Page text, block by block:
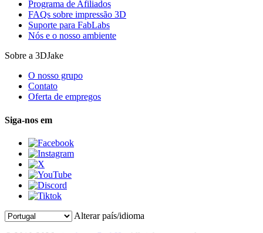
Programa de Afiliados
FAQs sobre impressão 3D
Suporte para FabLabs
Nós e o nosso ambiente
Sobre a 3DJake
O nosso grupo
Contato
Oferta de empregos
Siga-nos em
Alterar país/idioma